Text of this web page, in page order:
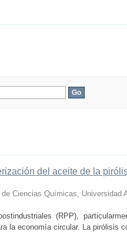
del aceite de la
de Ciencias Químicas, Universidad
(RPP),
la economía circular. La pirólisis